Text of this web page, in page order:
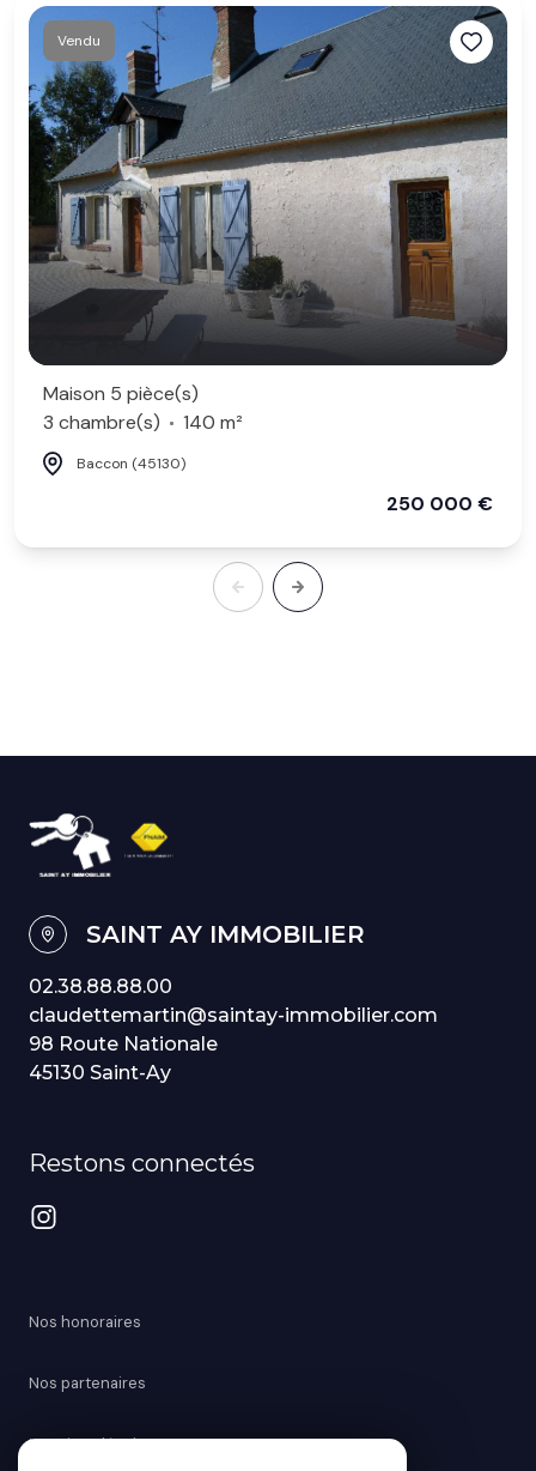
Vendu
Maison 5 pièce(s)
3 chambre(s)
140 m²
Baccon (45130)
250 000 €
SAINT AY IMMOBILIER
02.38.88.88.00
claudettemartin@saintay-immobilier.com
98 Route Nationale
45130 Saint-Ay
Restons connectés
Nos honoraires
Nos partenaires
Mentions légales